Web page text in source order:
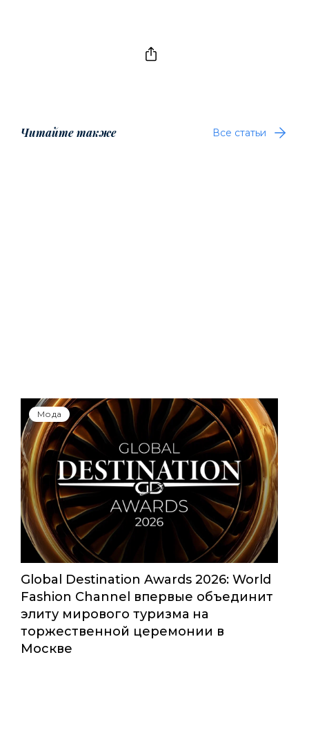
Читайте также Все статьи
Мода
Global Destination Awards 2026: World
Fashion Channel впервые объединит
элиту мирового туризма на
торжественной церемонии в
Москве